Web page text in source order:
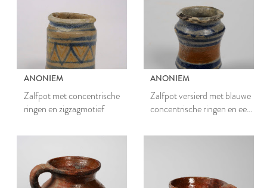
ANONIEM
Zalfpot met concentrische
ringen en zigzagmotief
ANONIEM
Zalfpot versierd met blauwe
concentrische ringen en een